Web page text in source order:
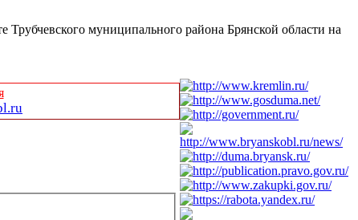
муниципального района Брянской области на